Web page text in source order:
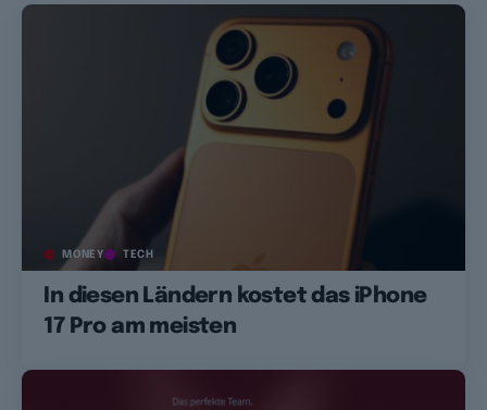
MONEY TECH
In diesen Ländern kostet das iPhone
17 Pro am meisten